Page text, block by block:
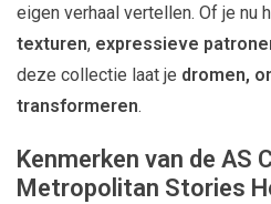
eigen verhaal vertellen. Of je nu
texturen, expressieve
deze collectie laat je dromen,
transformeren.
Kenmerken van de AS
Metropolitan Stories